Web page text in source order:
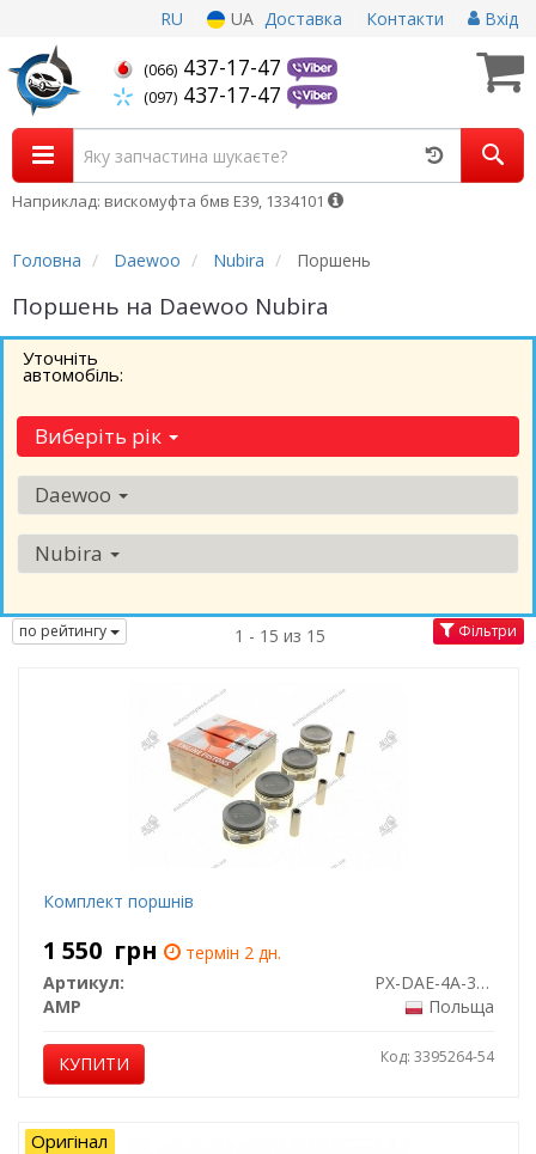
RU UA Доставка Контакти Вхід
(066) 437-17-47
(097) 437-17-47
Наприклад: вискомуфта бмв Е39, 1334101
Головна Daewoo Nubira Поршень
Поршень на Daewoo Nubira
Уточніть
автомобіль:
Виберіть рік
Daewoo
Nubira
по рейтингу 1 - 15 из 15 Фільтри
Комплект поршнів
1 550 грн
термін 2 дн.
Артикул:
PX-DAE-4A-3548-100-2
AMP
Польща
КУПИТИ Код: 3395264-54
Оригінал